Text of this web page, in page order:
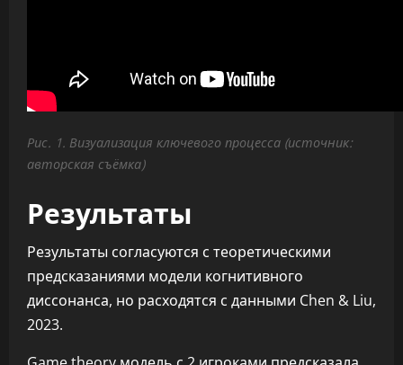
Рис. 1. Визуализация ключевого процесса (источник:
авторская съёмка)
Результаты
Результаты согласуются с теоретическими
предсказаниями модели когнитивного
диссонанса, но расходятся с данными Chen & Liu,
2023.